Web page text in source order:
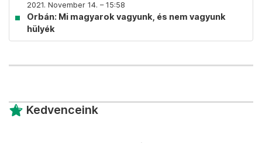
2021. November 14. – 15:58
Orbán: Mi magyarok vagyunk, és nem vagyunk
hülyék
Kedvenceink